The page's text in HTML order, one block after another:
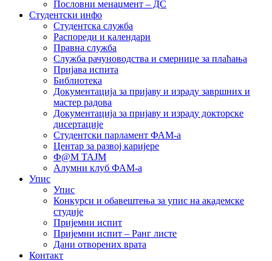
Пословни менаџмент – ДС
Студентски инфо
Студентска служба
Распореди и календари
Правна служба
Служба рачуноводства и смернице за плаћања
Пријава испита
Библиотека
Документација за пријаву и израду завршних и
мастер радова
Документација за пријаву и израду докторске
дисертације
Студентски парламент ФАМ-а
Центар за развој каријере
Ф@М ТАЈМ
Алумни клуб ФАМ-а
Упис
Упис
Конкурси и обавештења за упис на академске
студије
Пријемни испит
Пријемни испит – Ранг листе
Дани отворених врата
Контакт